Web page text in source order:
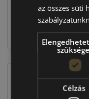
EU-s
az összes süti
Célzás